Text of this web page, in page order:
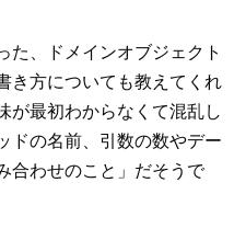
た、ドメインオブジェクト
き方についても教えてくれ
が最初わからなくて混乱し
ドの名前、引数の数やデー
合わせのこと」だそうで